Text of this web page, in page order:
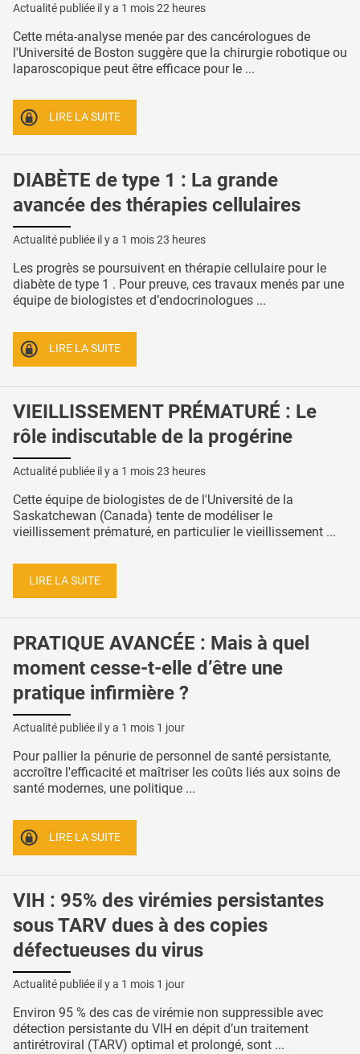
Actualité publiée il y a 1 mois 22 heures
Cette méta-analyse menée par des cancérologues de
l'Université de Boston suggère que la chirurgie robotique ou
laparoscopique peut être efficace pour le ...
LIRE LA SUITE
DIABÈTE de type 1 : La grande
avancée des thérapies cellulaires
Actualité publiée il y a 1 mois 23 heures
Les progrès se poursuivent en thérapie cellulaire pour le
diabète de type 1 . Pour preuve, ces travaux menés par une
équipe de biologistes et d’endocrinologues ...
LIRE LA SUITE
VIEILLISSEMENT PRÉMATURÉ : Le
rôle indiscutable de la progérine
Actualité publiée il y a 1 mois 23 heures
Cette équipe de biologistes de de l'Université de la
Saskatchewan (Canada) tente de modéliser le
vieillissement prématuré, en particulier le vieillissement ...
LIRE LA SUITE
PRATIQUE AVANCÉE : Mais à quel
moment cesse-t-elle d’être une
pratique infirmière ?
Actualité publiée il y a 1 mois 1 jour
Pour pallier la pénurie de personnel de santé persistante,
accroître l'efficacité et maîtriser les coûts liés aux soins de
santé modernes, une politique ...
LIRE LA SUITE
VIH : 95% des virémies persistantes
sous TARV dues à des copies
défectueuses du virus
Actualité publiée il y a 1 mois 1 jour
Environ 95 % des cas de virémie non suppressible avec
détection persistante du VIH en dépit d’un traitement
antirétroviral (TARV) optimal et prolongé, sont ...